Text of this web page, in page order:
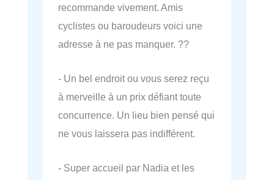
recommande vivement. Amis
cyclistes ou baroudeurs voici une
adresse à ne pas manquer. ??
- Un bel endroit ou vous serez reçu
à merveille à un prix défiant toute
concurrence. Un lieu bien pensé qui
ne vous laissera pas indifférent.
- Super accueil par Nadia et les